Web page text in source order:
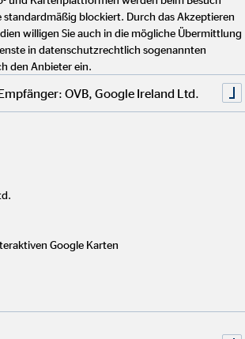
Nach einer Job-Pause kannst du flexibel
finden bei uns neue Chancen.
standardmäßig blockiert. Durch das Akzeptieren
willigen Sie auch in die mögliche Übermittlung
in datenschutzrechtlich sogenannten
den Anbieter ein.
OVB, Google Ireland Ltd.
Google Karten